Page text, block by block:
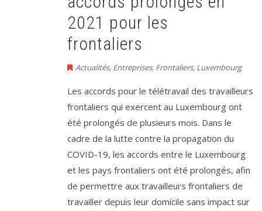
2021 pour les
frontaliers
Actualités, Entreprises, Frontaliers, Luxembourg
Les accords pour le télétravail des travailleurs
frontaliers qui exercent au Luxembourg ont
été prolongés de plusieurs mois. Dans le
cadre de la lutte contre la propagation du
COVID-19, les accords entre le Luxembourg
et les pays frontaliers ont été prolongés, afin
de permettre aux travailleurs frontaliers de
travailler depuis leur domicile sans impact sur